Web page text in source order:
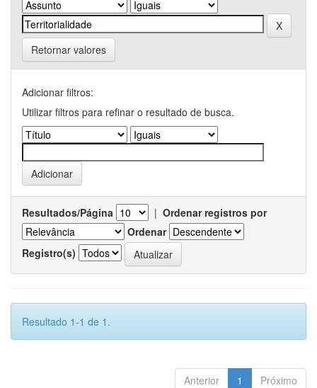
Retornar valores
Adicionar filtros:
Utilizar filtros para refinar o resultado de busca.
Resultados/Página | Ordenar registros por
Ordenar
Registro(s)
Resultado 1-1 de 1.
Anterior 1 Próximo